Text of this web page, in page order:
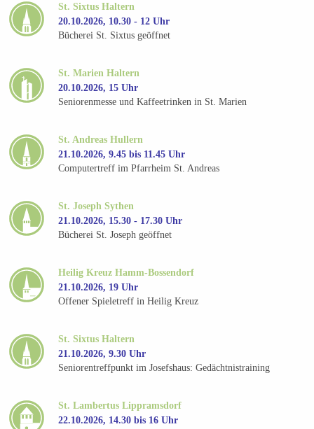
St. Sixtus Haltern
20.10.2026, 10.30 - 12 Uhr
Bücherei St. Sixtus geöffnet
St. Marien Haltern
20.10.2026, 15 Uhr
Seniorenmesse und Kaffeetrinken in St. Marien
St. Andreas Hullern
21.10.2026, 9.45 bis 11.45 Uhr
Computertreff im Pfarrheim St. Andreas
St. Joseph Sythen
21.10.2026, 15.30 - 17.30 Uhr
Bücherei St. Joseph geöffnet
Heilig Kreuz Hamm-Bossendorf
21.10.2026, 19 Uhr
Offener Spieletreff in Heilig Kreuz
St. Sixtus Haltern
21.10.2026, 9.30 Uhr
Seniorentreffpunkt im Josefshaus: Gedächtnistraining
St. Lambertus Lippramsdorf
22.10.2026, 14.30 bis 16 Uhr